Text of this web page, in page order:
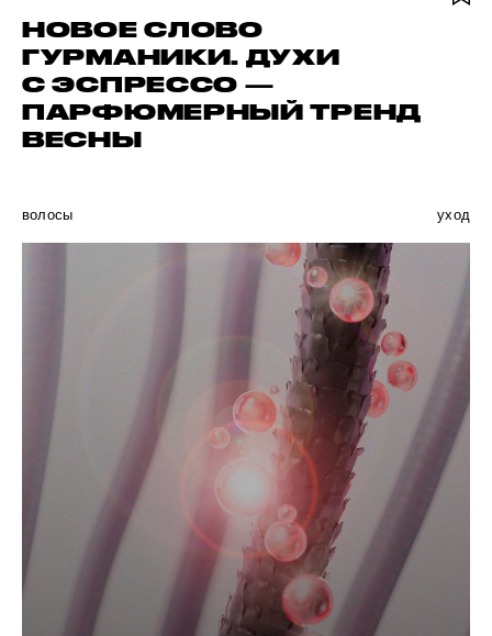
НОВОЕ СЛОВО
ГУРМАНИКИ. ДУХИ
С ЭСПРЕССО —
ПАРФЮМЕРНЫЙ ТРЕНД
ВЕСНЫ
волосы уход